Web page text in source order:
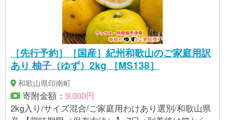
［先行予約］［国産］紀州和歌山のご家庭用訳
あり 柚子（ゆず）2kg ［MS138］
和歌山県印南町
寄附金額： 9,000円
2kg入り/サイズ混合/ご家庭用わけあり選別/和歌山県